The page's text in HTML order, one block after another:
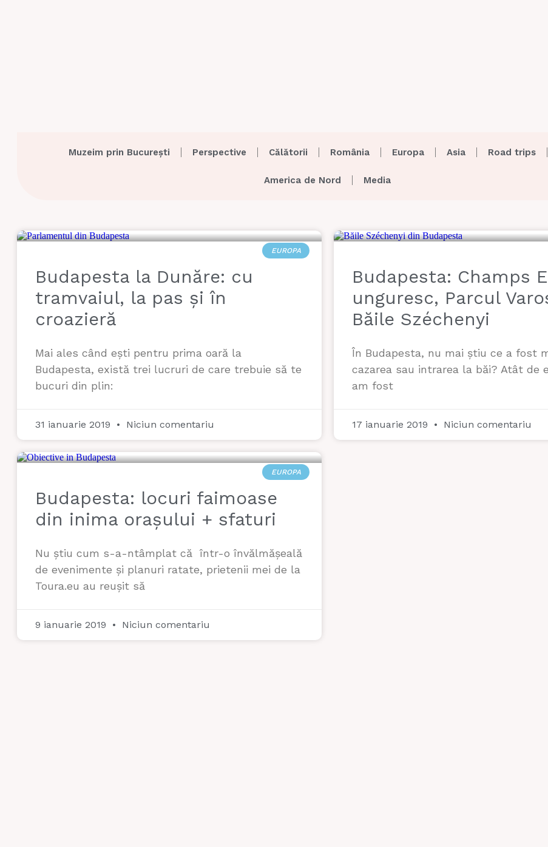
Muzeim prin București Perspective Călătorii România Europa Asia Road trips
America de Nord Media
EUROPA
Budapesta la Dunăre: cu
tramvaiul, la pas și în
croazieră
Mai ales când ești pentru prima oară la
Budapesta, există trei lucruri de care trebuie să te
bucuri din plin:
31 ianuarie 2019 Niciun comentariu
Budapesta: Champs
unguresc, Parcul
Băile Széchenyi
În Budapesta, nu mai știu ce a fost
cazarea sau intrarea la băi? Atât de
am fost
17 ianuarie 2019 Niciun comentariu
EUROPA
Budapesta: locuri faimoase
din inima orașului + sfaturi
Nu știu cum s-a-ntâmplat că într-o învălmășeală
de evenimente și planuri ratate, prietenii mei de la
Toura.eu au reușit să
9 ianuarie 2019 Niciun comentariu